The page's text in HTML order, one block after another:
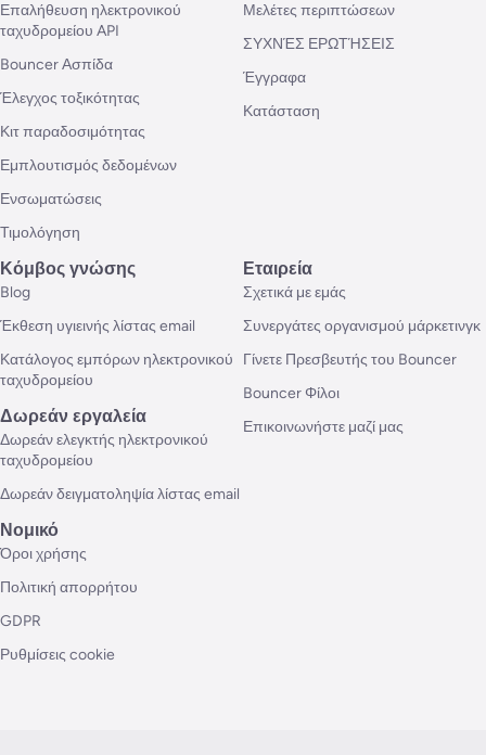
Επαλήθευση ηλεκτρονικού
ταχυδρομείου API
Bouncer Ασπίδα
Έλεγχος τοξικότητας
Κιτ παραδοσιμότητας
Εμπλουτισμός δεδομένων
Ενσωματώσεις
Τιμολόγηση
Μελέτες περιπτώσεων
ΣΥΧΝΈΣ ΕΡΩΤΉΣΕΙΣ
Έγγραφα
Κατάσταση
Κόμβος γνώσης
Blog
Έκθεση υγιεινής λίστας email
Κατάλογος εμπόρων ηλεκτρονικού
ταχυδρομείου
Δωρεάν εργαλεία
Δωρεάν ελεγκτής ηλεκτρονικού
ταχυδρομείου
Δωρεάν δειγματοληψία λίστας email
Εταιρεία
Σχετικά με εμάς
Συνεργάτες οργανισμού μάρκετινγκ
Γίνετε Πρεσβευτής του Bouncer
Bouncer Φίλοι
Επικοινωνήστε μαζί μας
Νομικό
Όροι χρήσης
Πολιτική απορρήτου
GDPR
Ρυθμίσεις cookie